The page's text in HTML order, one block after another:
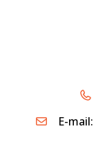
E-mail: